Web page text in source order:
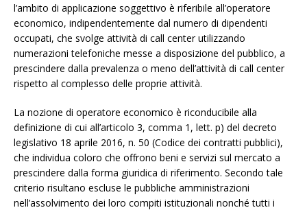
l’ambito di applicazione soggettivo è riferibile all’operatore
economico, indipendentemente dal numero di dipendenti
occupati, che svolge attività di call center utilizzando
numerazioni telefoniche messe a disposizione del pubblico, a
prescindere dalla prevalenza o meno dell’attività di call center
rispetto al complesso delle proprie attività.
La nozione di operatore economico è riconducibile alla
definizione di cui all’articolo 3, comma 1, lett. p) del decreto
legislativo 18 aprile 2016, n. 50 (Codice dei contratti pubblici),
che individua coloro che offrono beni e servizi sul mercato a
prescindere dalla forma giuridica di riferimento. Secondo tale
criterio risultano escluse le pubbliche amministrazioni
nell’assolvimento dei loro compiti istituzionali nonché tutti i